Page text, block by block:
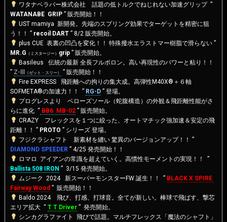
ワタナベラバー株式会社 話題の低トルクでねじれない加速グリップ ”
WATANABE GRIP ” 販売開始！！
UST mamiya 新開発。先端のスプリング効果でターゲットを精密に狙
う！！ ” recoil DART ” 8/2 販売開始。
plus CUE 表裏の凹凸を変化！！ 特殊撥水エラストマー樹脂で滑らない ”
MR.G
（ミスタージー） grip ” 販売開始。
Basileus 伝統の最新 全長フルボロン。高い再現性のパワーと粘り！！
” Z-Ⅲ （ゼット・スリー）
” 販売開始！！
Fire EXPRESS 飛距離への拘りの集大成。高弾性M40X®＋６軸
SOFMETA®の加速力！！ ” RG-D ” 登場。
プログレスより ベローズソール（蛇腹構造）の外観＆飛距離性能がさ
らに進化 “ BB6 MB-02 ” 販売開始。
CRAZY フレックスを１つに絞った、オートマチック強加速＆安定の飛
距離！！ ” PROTO ” シリーズ 登場。
フジクラシャフト 新素材を纏い 驚異のバージョンアップ！！ ”
DIAMOND SPEEDER ” 4/25 発売開始！！
ロマロ アイアンの常識を超えていく。高慣性モーメントの実現！！ ”
Ballista 508 IRON ” 3/15 発売開始。
ムジーク 2024 新スーパーモンスターFW 誕生！！ ” BLACK X SPIRE
Fairway Wood ” 販売開始！！
Baldo 2024 飛び、打感、打球音。全てが新しい。棒球で飛ばす、撃芯
エリア拡大 “ T T Driver ” 発売開始。
シンカグラファイト 飛びで話題。マルチフレックス「魔法のシャフト」